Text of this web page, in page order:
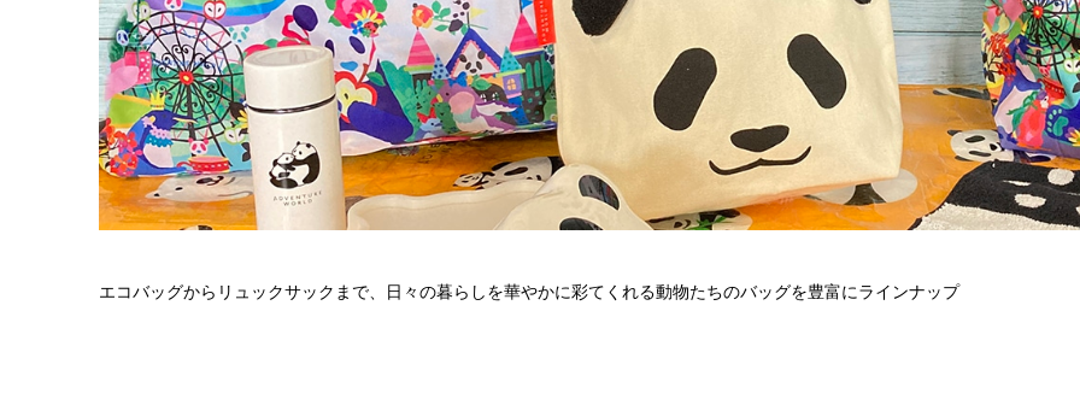
エコバッグからリュックサックまで、日々の暮らしを華やかに彩てくれる動物たちのバッグを豊富にラインナップ